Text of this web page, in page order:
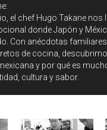
el chef Hugo Takane nos
donde Japón y
Con anécdotas
de cocina,
y por qué es
cultura y sabor.